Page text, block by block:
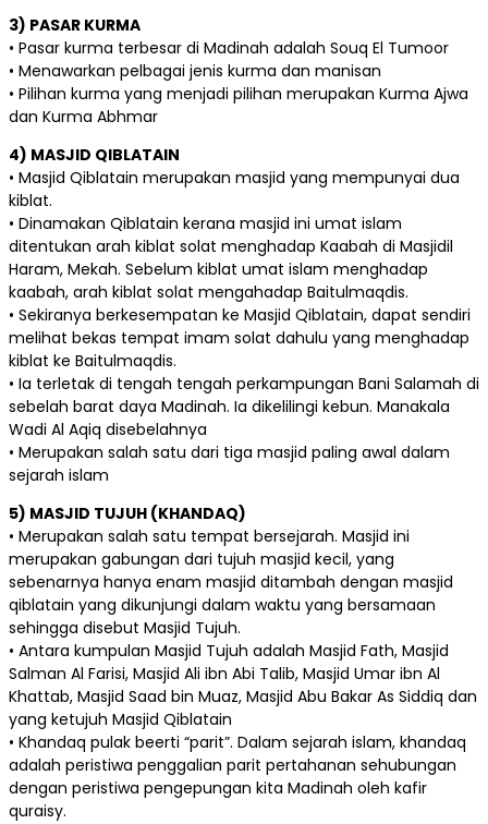
3) PASAR KURMA
• Pasar kurma terbesar di Madinah adalah Souq El Tumoor
• Menawarkan pelbagai jenis kurma dan manisan
• Pilihan kurma yang menjadi pilihan merupakan Kurma Ajwa
dan Kurma Abhmar
4) MASJID QIBLATAIN
• Masjid Qiblatain merupakan masjid yang mempunyai dua
kiblat.
• Dinamakan Qiblatain kerana masjid ini umat islam
ditentukan arah kiblat solat menghadap Kaabah di Masjidil
Haram, Mekah. Sebelum kiblat umat islam menghadap
kaabah, arah kiblat solat mengahadap Baitulmaqdis.
• Sekiranya berkesempatan ke Masjid Qiblatain, dapat sendiri
melihat bekas tempat imam solat dahulu yang menghadap
kiblat ke Baitulmaqdis.
• Ia terletak di tengah tengah perkampungan Bani Salamah di
sebelah barat daya Madinah. Ia dikelilingi kebun. Manakala
Wadi Al Aqiq disebelahnya
• Merupakan salah satu dari tiga masjid paling awal dalam
sejarah islam
5) MASJID TUJUH (KHANDAQ)
• Merupakan salah satu tempat bersejarah. Masjid ini
merupakan gabungan dari tujuh masjid kecil, yang
sebenarnya hanya enam masjid ditambah dengan masjid
qiblatain yang dikunjungi dalam waktu yang bersamaan
sehingga disebut Masjid Tujuh.
• Antara kumpulan Masjid Tujuh adalah Masjid Fath, Masjid
Salman Al Farisi, Masjid Ali ibn Abi Talib, Masjid Umar ibn Al
Khattab, Masjid Saad bin Muaz, Masjid Abu Bakar As Siddiq dan
yang ketujuh Masjid Qiblatain
• Khandaq pulak beerti “parit”. Dalam sejarah islam, khandaq
adalah peristiwa penggalian parit pertahanan sehubungan
dengan peristiwa pengepungan kita Madinah oleh kafir
quraisy.